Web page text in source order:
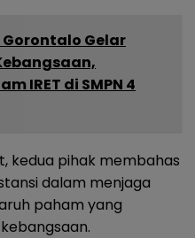
Gelar
IRET di SMPN 4
kedua pihak membahas
dalam menjaga
paham yang